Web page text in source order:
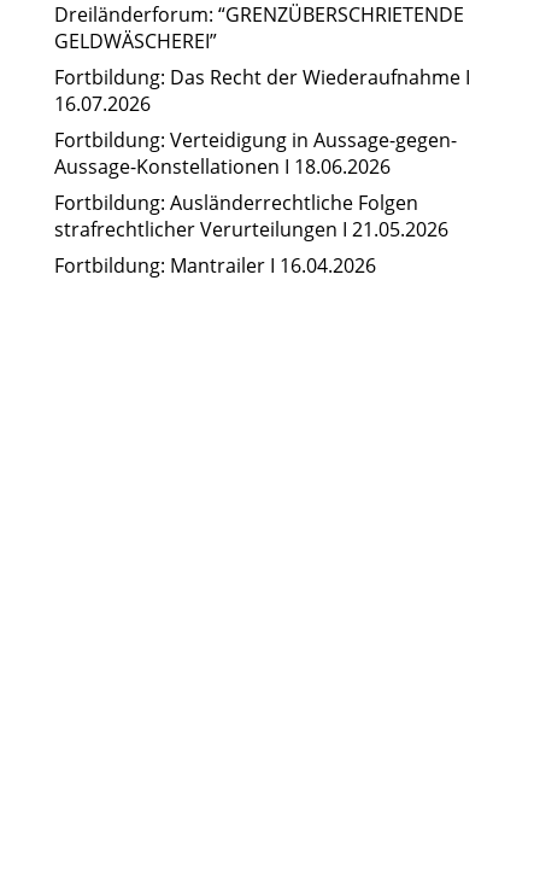
Dreiländerforum: “GRENZÜBERSCHRIETENDE
GELDWÄSCHEREI”
Fortbildung: Das Recht der Wiederaufnahme I
16.07.2026
Fortbildung: Verteidigung in Aussage-gegen-
Aussage-Konstellationen I 18.06.2026
Fortbildung: Ausländerrechtliche Folgen
strafrechtlicher Verurteilungen I 21.05.2026
Fortbildung: Mantrailer I 16.04.2026